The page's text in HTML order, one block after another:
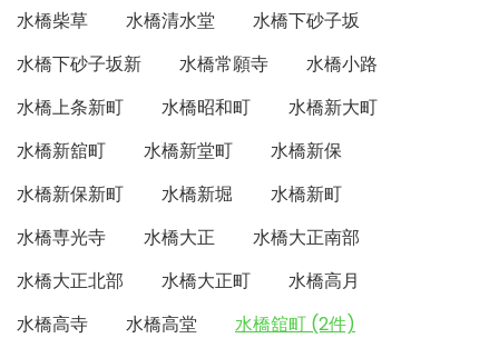
水橋柴草
水橋清水堂
水橋下砂子坂
水橋下砂子坂新
水橋常願寺
水橋小路
水橋上条新町
水橋昭和町
水橋新大町
水橋新舘町
水橋新堂町
水橋新保
水橋新保新町
水橋新堀
水橋新町
水橋専光寺
水橋大正
水橋大正南部
水橋大正北部
水橋大正町
水橋高月
水橋高寺
水橋高堂
水橋舘町 (2件)